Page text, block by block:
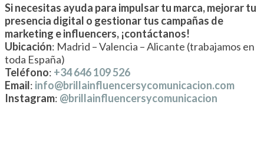
Si necesitas ayuda para impulsar tu marca, mejorar tu
presencia digital o gestionar tus campañas de
marketing e influencers, ¡contáctanos!
Ubicación: Madrid – Valencia – Alicante (trabajamos en
toda España)
Teléfono: +34 646 109 526
Email: info@brillainfluencersycomunicacion.com
Instagram: @brillainfluencersycomunicacion